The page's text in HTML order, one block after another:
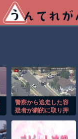
警察から逃走した容
疑者が劇的に取り押